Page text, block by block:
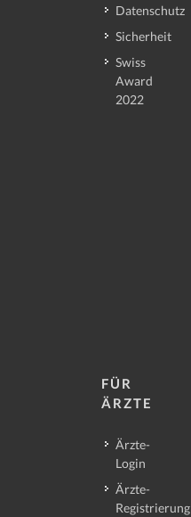
Datenschutz
Sicherheit
Swiss
Award
2022
FÜR
ÄRZTE
Ärzte-
Login
Ärzte-
Registrierung